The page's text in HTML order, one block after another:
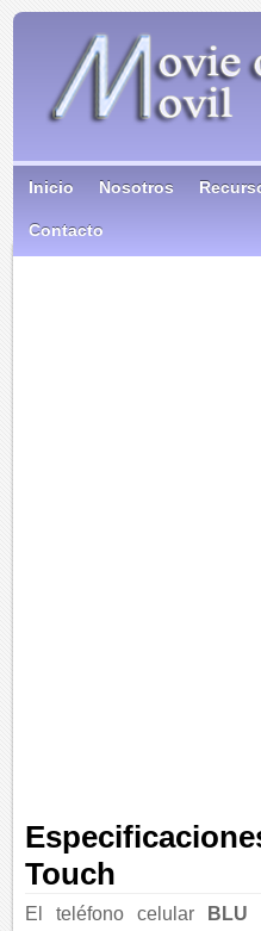
Inicio Nosotros
Contacto
Touch
El teléfono celular BLU